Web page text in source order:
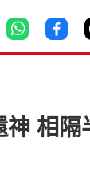
相